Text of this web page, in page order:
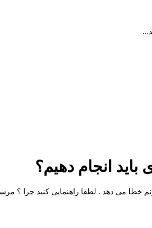
انجام دهیم؟
خطا می دهد . لطفا راهنمایی کنید چرا ؟